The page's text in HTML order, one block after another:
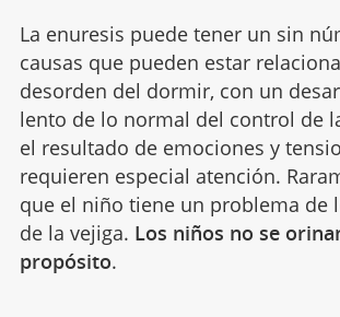
La enuresis puede tener un sin
causas que pueden estar
desorden del dormir, con un
lento de lo normal del control de
el resultado de emociones y
requieren especial atención.
que el niño tiene un problema de
de la vejiga. Los niños no se
propósito.